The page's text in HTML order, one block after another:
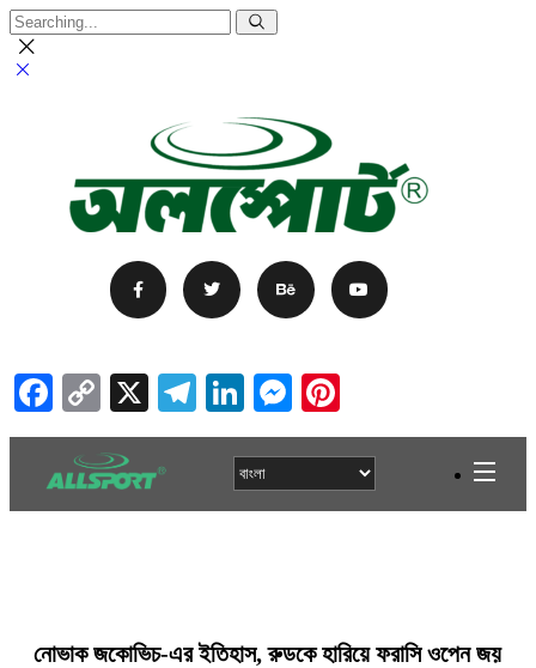
Facebook
Copy
Link
X Telegram
LinkedIn
Messenger
নোভাক জকোভিচ-এর ইতিহাস, রুডকে হারিয়ে ফরাসি ওপেন জয়